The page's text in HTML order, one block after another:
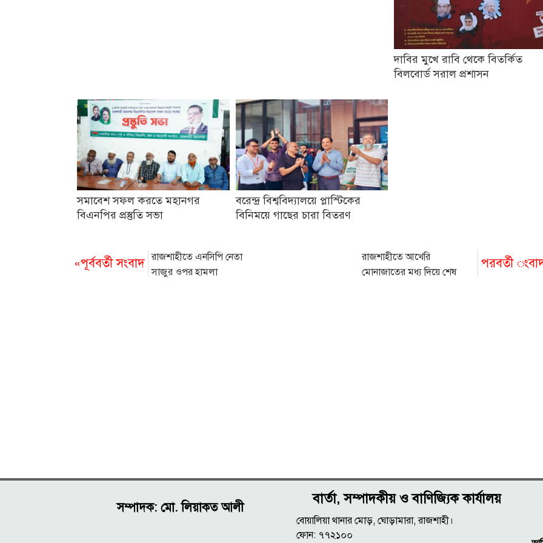
দাবির মুখে রাবি থেকে বিতর্কিত
বিলবোর্ড সরাল প্রশাসন
সমাবেশ সফল করতে মহানগর
বিএনপির প্রস্তুতি সভা
বরেন্দ্র বিশ্ববিদ্যালয়ে প্লাস্টিকের
বিনিময়ে গাছের চারা বিতরণ
«পূর্ববর্তী সংবাদ রাজশাহীতে এনসিপি নেতা
সাজুর ওপর হামলা
পরবর্তী
রাজশাহীতে আখেরি
মোনাজাতের মধ্য দিয়ে শেষ
সম্পাদক: মো. লিয়াকত আলী
বার্তা, সম্পাদকীয় ও বাণিজ্যিক কার্যালয়
বোয়ালিয়া থানার মোড়, ঘোড়ামারা, রাজশাহী।
ফোন: ৭৭২১০০